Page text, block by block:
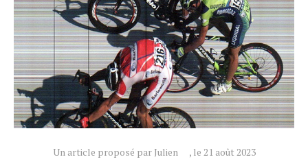
Un article proposé par Julien , le 21 août 2023